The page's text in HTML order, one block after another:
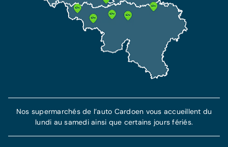
Nos supermarchés de l’auto Cardoen vous accueillent du
lundi au samedi ainsi que certains jours fériés.